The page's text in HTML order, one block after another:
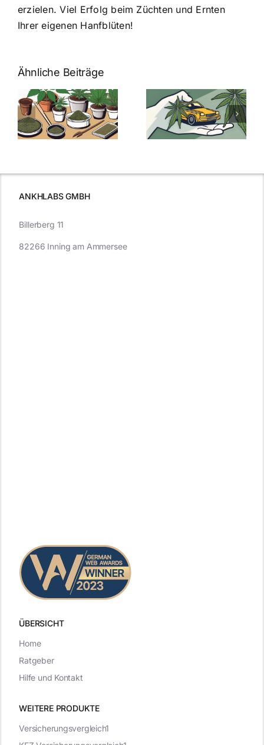
erzielen. Viel Erfolg beim Züchten und Ernten
Ihrer eigenen Hanfblüten!
Ähnliche Beiträge
Neue THC-
Grenzwert-
Regelung:
Was Sie über
Cannabis und
müssen
Cannabis
Samen
kaufen: Alles
was Sie
ANKHLABS GMBH
ÜBERSICHT
WEITERE PRODUKTE
Billerberg 11
82266 Inning am Ammersee
Versicherungsvergleich1
Home
Ratgeber
Hilfe und Kontakt